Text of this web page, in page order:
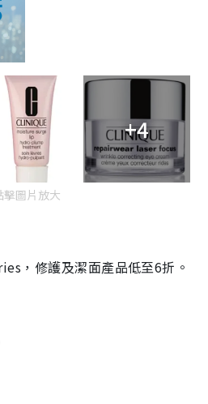
+4
擊圖片放大
，修護及潔面產品低至6折。